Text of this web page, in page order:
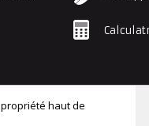
haut de